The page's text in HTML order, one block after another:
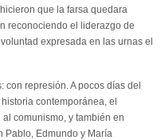
que la farsa quedara
reconociendo el liderazgo de
expresada en las urnas el
represión. A pocos días del
contemporánea, el
comunismo, y también en
Pablo, Edmundo y María